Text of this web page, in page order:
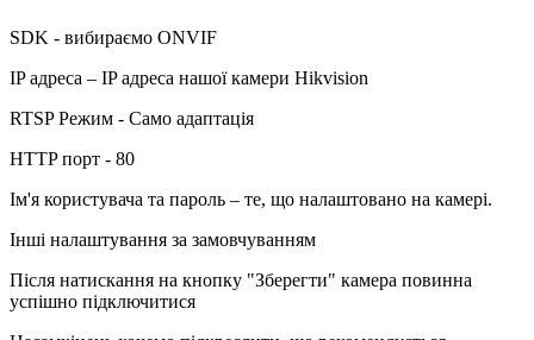
SDK - вибираємо ONVIF
IP адреса – IP адреса нашої камери Hikvision
RTSP Режим - Само адаптація
HTTP порт - 80
Ім'я користувача та пароль – те, що налаштовано на камері.
Інші налаштування за замовчуванням
Після натискання на кнопку "Зберегти" камера повинна
успішно підключитися